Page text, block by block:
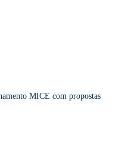
MICE com propostas